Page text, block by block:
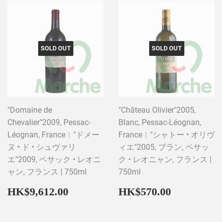
SOLD OUT
"Domaine de
Chevalier"2009, Pessac-
Léognan, France︱"ドメー
ヌ • ド • シュヴァリ
エ"2009, ペサック • レオニ
ャン, フランス | 750ml
Regular
price
HK$9,612.00 HK$9,612.00
SOLD OUT
"Château Olivier"2005,
Blanc, Pessac-Léognan,
France︱"シャトー • オリヴ
ィエ"2005, ブラン, ペサッ
ク • レオニャン, フランス |
750ml
Regular
price
HK$570.00